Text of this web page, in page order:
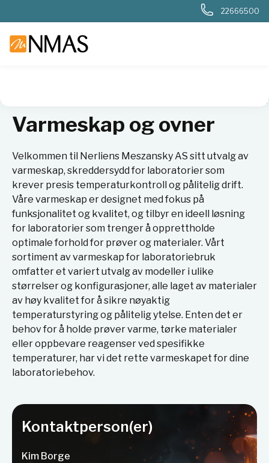
22666500
Varmeskap og
Varmeskap og ovner
Velkommen til Nerliens Meszansky AS sitt utvalg av
varmeskap, skreddersydd for laboratorier som
krever presis temperaturkontroll og pålitelig drift.
Våre varmeskap er designet med fokus på
funksjonalitet og kvalitet, og tilbyr en ideell løsning
for laboratorier som trenger å opprettholde
optimale forhold for prøver og materialer. Vårt
sortiment av varmeskap for laboratoriebruk
omfatter et variert utvalg av modeller i ulike
størrelser og konfigurasjoner, alle laget av materialer
av høy kvalitet for å sikre nøyaktig
temperaturstyring og pålitelig ytelse. Enten det er
behov for å holde prøver varme, tørke materialer
eller oppbevare reagenser ved spesifikke
temperaturer, har vi det rette varmeskapet for dine
laboratoriebehov.
Kontaktperson(er)
Kim Borge